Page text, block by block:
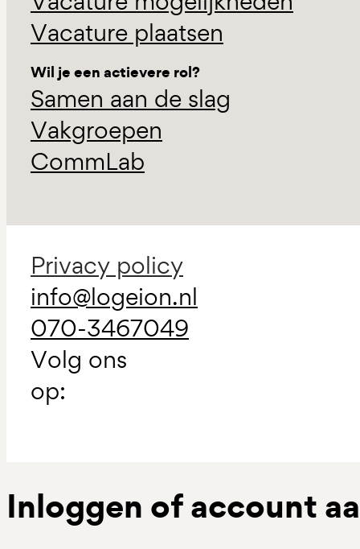
Vacature plaatsen
Wil je een actievere rol?
Samen aan de slag
Vakgroepen
CommLab
Privacy policy
info@logeion.nl
070-3467049
Volg ons
op:
Inloggen of account